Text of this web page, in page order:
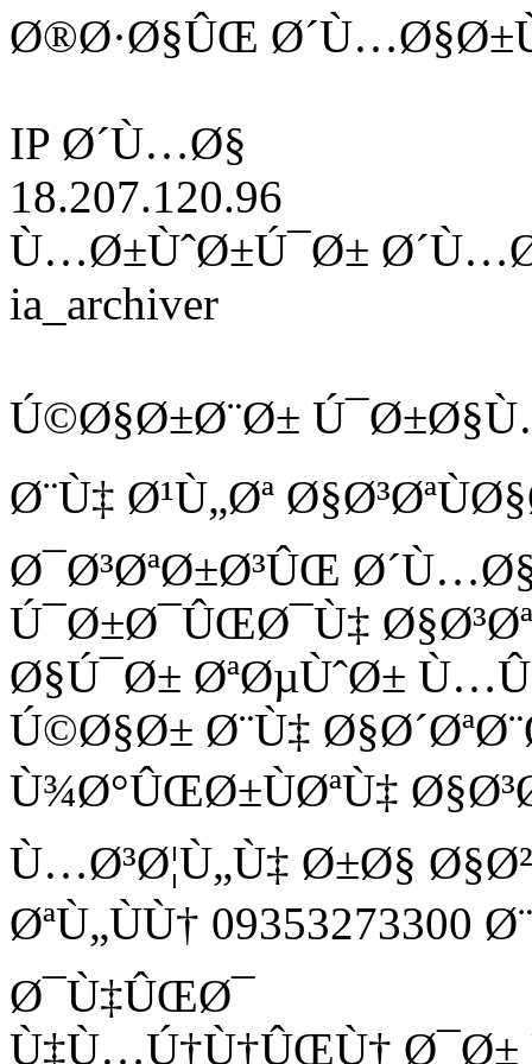
Ø®Ø·Ø§ÛŒ
IP Ø´Ù…Ø§
18.207.120.96
Ù…Ø±ÙˆØ±Ú¯Ø±
ia_archiver
Ú©Ø§Ø±Ø¨Ø±
Ø¨Ù‡ Ø¹Ù„Øª
Ø¯Ø³ØªØ±Ø³ÛŒ
Ú¯Ø±Ø¯ÛŒØ¯Ù‡ Ø§Ø³Øª
Ø§Ú¯Ø± ØªØµÙˆØ±
Ú©Ø§Ø± Ø¨Ù‡
Ù¾Ø°ÛŒØ±ÙØªÙ‡
Ù…Ø³Ø¦Ù„Ù‡ Ø±Ø§
ØªÙ„ÙÙ†
Ø¯Ù‡ÛŒØ¯
Ù‡Ù…Ú†Ù†ÛŒÙ† Ø¯Ø±